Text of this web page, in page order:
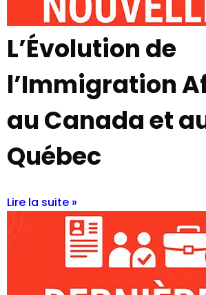
L’Évolution de
l’Immigration
au Canada et
Québec
Lire la suite »